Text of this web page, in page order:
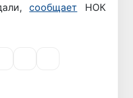
сообщает НОК